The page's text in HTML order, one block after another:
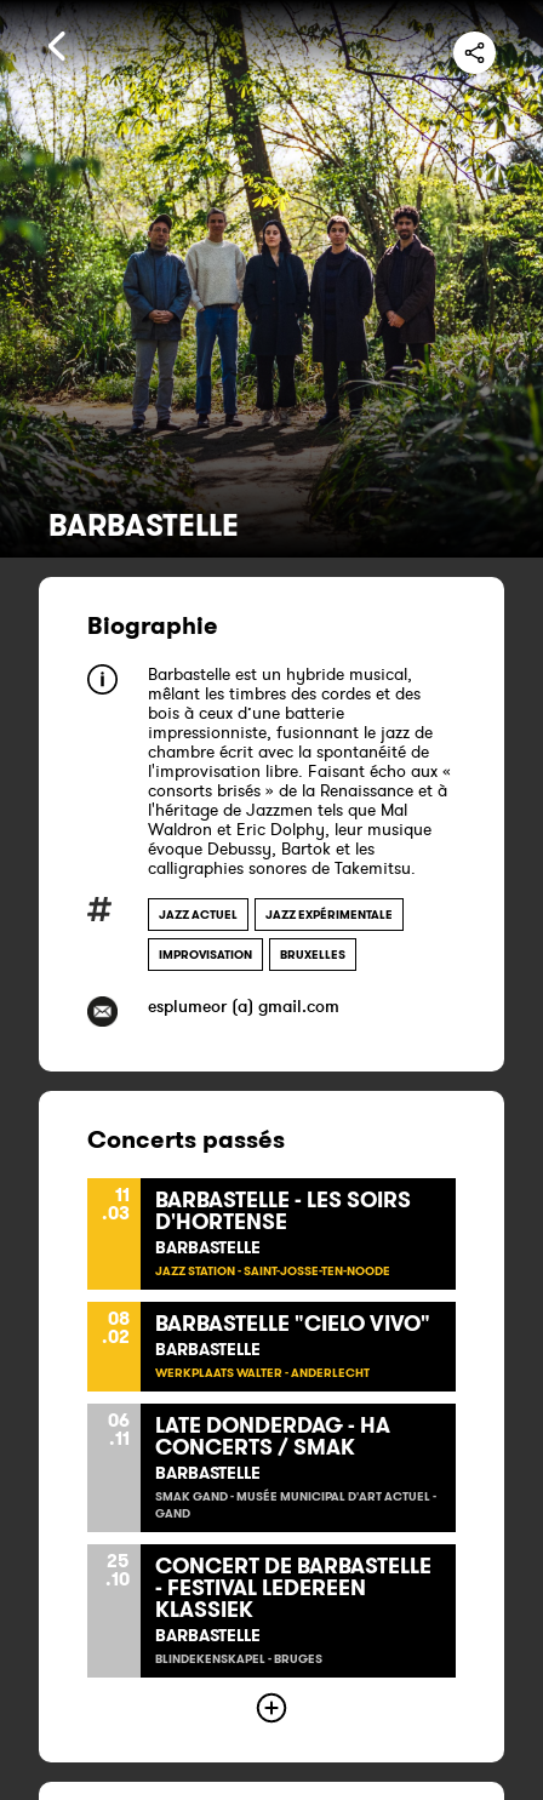
BARBASTELLE
Biographie
Barbastelle est un hybride musical,
mêlant les timbres des cordes et des
bois à ceux d’une batterie
impressionniste, fusionnant le jazz de
chambre écrit avec la spontanéité de
l'improvisation libre. Faisant écho aux «
consorts brisés » de la Renaissance et à
l'héritage de Jazzmen tels que Mal
Waldron et Eric Dolphy, leur musique
évoque Debussy, Bartok et les
calligraphies sonores de Takemitsu.
JAZZ ACTUEL JAZZ EXPÉRIMENTALE
IMPROVISATION BRUXELLES
esplumeor (a) gmail.com
Concerts passés
11
.03 BARBASTELLE - LES SOIRS
D'HORTENSE
BARBASTELLE
JAZZ STATION - SAINT-JOSSE-TEN-NOODE
08
.02 BARBASTELLE "CIELO VIVO"
BARBASTELLE
WERKPLAATS WALTER - ANDERLECHT
06
.11 LATE DONDERDAG - HA
CONCERTS / SMAK
BARBASTELLE
SMAK GAND - MUSÉE MUNICIPAL D'ART ACTUEL -
GAND
25
.10 CONCERT DE BARBASTELLE
- FESTIVAL LEDEREEN
KLASSIEK
BARBASTELLE
BLINDEKENSKAPEL - BRUGES